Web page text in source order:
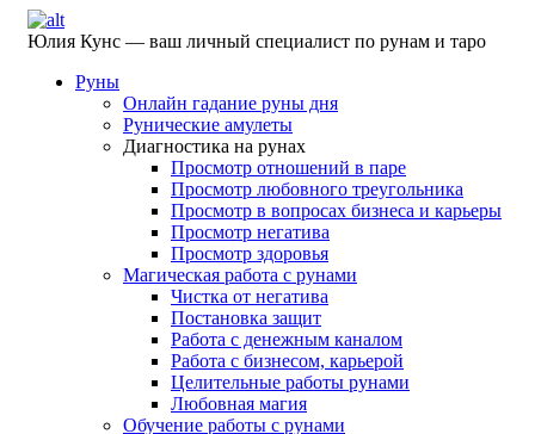
Юлия Кунс — ваш личный специалист по рунам и таро
Руны
Онлайн гадание руны дня
Рунические амулеты
Диагностика на рунах
Просмотр отношений в паре
Просмотр любовного треугольника
Просмотр в вопросах бизнеса и карьеры
Просмотр негатива
Просмотр здоровья
Магическая работа с рунами
Чистка от негатива
Постановка защит
Работа с денежным каналом
Работа с бизнесом, карьерой
Целительные работы рунами
Любовная магия
Обучение работы с рунами